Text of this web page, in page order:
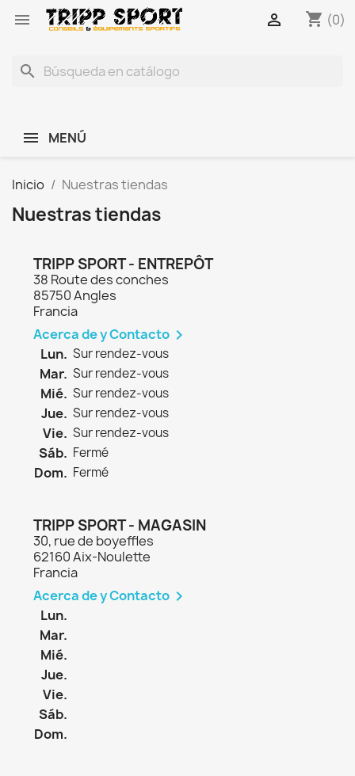
 shopping_cart (0)

search
MENÚ
Inicio Nuestras tiendas
Nuestras tiendas
TRIPP SPORT - ENTREPÔT
38 Route des conches
85750 Angles
Francia
Acerca de y Contacto 
Lun. Sur rendez-vous
Mar. Sur rendez-vous
Mié. Sur rendez-vous
Jue. Sur rendez-vous
Vie. Sur rendez-vous
Sáb. Fermé
Dom. Fermé
TRIPP SPORT - MAGASIN
30, rue de boyeffles
62160 Aix-Noulette
Francia
Acerca de y Contacto 
Lun.
Mar.
Mié.
Jue.
Vie.
Sáb.
Dom.